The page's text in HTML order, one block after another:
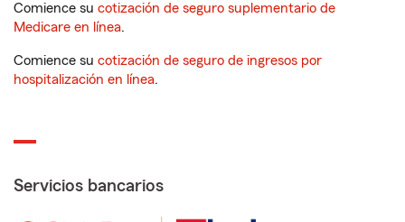
Comience su cotización de seguro suplementario de
Medicare en línea.
Comience su cotización de seguro de ingresos por
hospitalización en línea.
Servicios bancarios